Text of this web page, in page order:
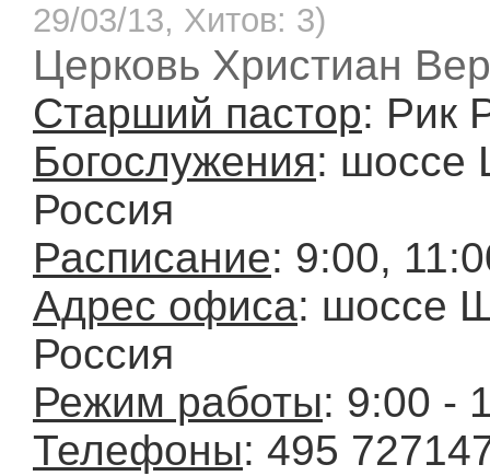
29/03/13, Хитов: 3)
Церковь Христиан
Старший пастор: Рик
Богослужения: шоссе
Россия
Расписание: 9:00,
Адрес офиса: шоссе
Россия
Режим работы: 9:00 -
Телефоны: 495